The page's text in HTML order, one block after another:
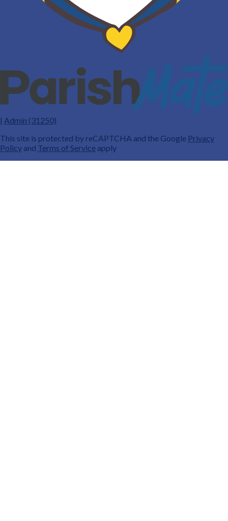
| Admin (31250)
This site is protected by reCAPTCHA and the Google Privacy
Policy and Terms of Service apply